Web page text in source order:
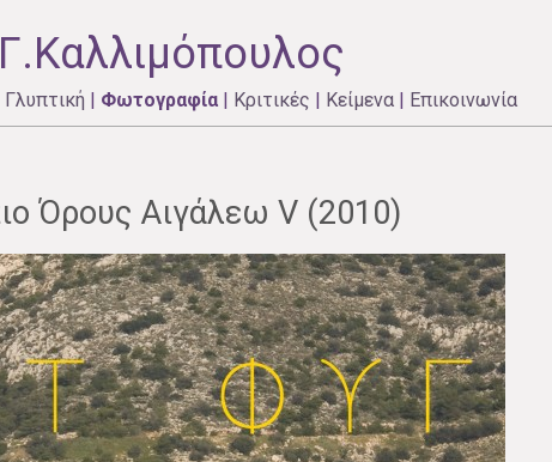
Γλυπτική | Φωτογραφία | Κριτικές | Κείμενα | Επικοινωνία
Όρους Αιγάλεω V (2010)